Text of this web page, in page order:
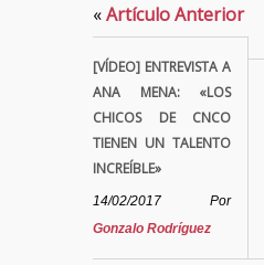
«Artículo Anterior
[VÍDEO] ENTREVISTA A
ANA MENA: «LOS
CHICOS DE CNCO
TIENEN UN TALENTO
INCREÍBLE»
14/02/2017
Por
Gonzalo Rodríguez